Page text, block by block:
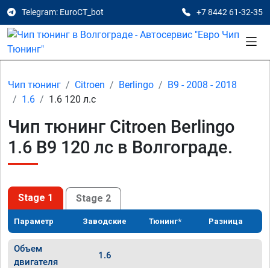
Telegram: EuroCT_bot +7 8442 61-32-35
Чип тюнинг Citroen Berlingo
B9 - 2008 - 2018
1.6
1.6 120 л.с
Чип тюнинг Citroen Berlingo
1.6 B9 120 лс в Волгограде.
Stage 1 Stage 2
Параметр Заводские Тюнинг* Разница
Объем
двигателя
1.6